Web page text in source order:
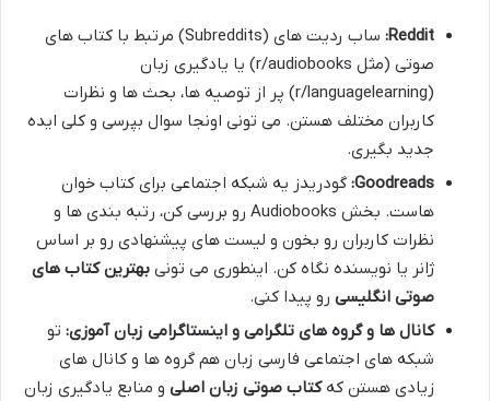
Reddit:
ساب ردیت های (Subreddits) مرتبط با کتاب های
صوتی (مثل r/audiobooks) یا یادگیری زبان
(r/languagelearning) پر از توصیه ها، بحث ها و نظرات
کاربران مختلف هستن. می تونی اونجا سوال بپرسی و کلی ایده
جدید بگیری.
Goodreads: گودریدز یه شبکه اجتماعی برای کتاب خوان
هاست. بخش Audiobooks رو بررسی کن، رتبه بندی ها و
نظرات کاربران رو بخون و لیست های پیشنهادی رو بر اساس
ژانر یا نویسنده نگاه کن. اینطوری می تونی بهترین کتاب های
صوتی انگلیسی رو پیدا کنی.
کانال ها و گروه های تلگرامی و اینستاگرامی زبان آموزی: تو
شبکه های اجتماعی فارسی زبان هم گروه ها و کانال های
زیادی هستن کهکتاب صوتی زبان اصلی و منابع یادگیری زبان